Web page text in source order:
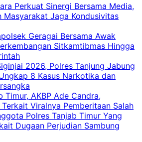
Perkuat Sinergi Bersama Media,
Masyarakat Jaga Kondusivitas
Geragai Bersama Awak
Sitkamtibmas Hingga
2026, Polres Tanjung Jabung
8 Kasus Narkotika dan
Timur, AKBP Ade Candra,
Viralnya Pemberitaan Salah
Polres Tanjab Timur Yang
Dugaan Perjudian Sambung